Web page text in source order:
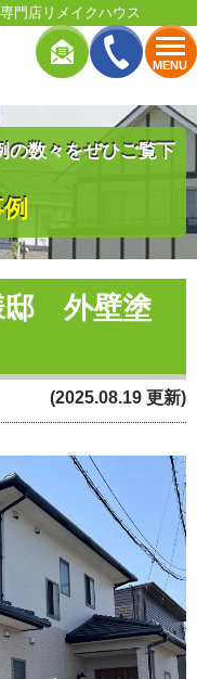
MENU
門店リメイクハウス
の数々をぜひご覧下
邸 外壁塗
(2025.08.19 更新)